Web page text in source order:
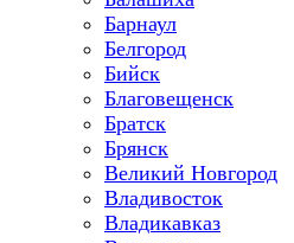
Барнаул
Белгород
Бийск
Благовещенск
Братск
Брянск
Великий Новгород
Владивосток
Владикавказ